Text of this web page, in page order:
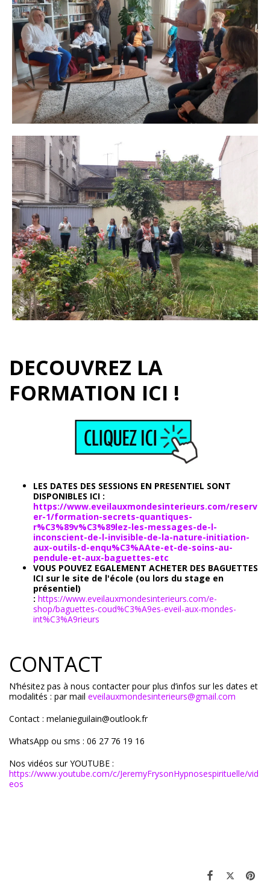
DECOUVREZ LA
FORMATION ICI !
LES DATES DES SESSIONS EN PRESENTIEL SONT
DISPONIBLES ICI :
https://www.eveilauxmondesinterieurs.com/reserv
er-1/formation-secrets-quantiques-
r%C3%89v%C3%89lez-les-messages-de-l-
inconscient-de-l-invisible-de-la-nature-initiation-
aux-outils-d-enqu%C3%AAte-et-de-soins-au-
pendule-et-aux-baguettes-etc
VOUS POUVEZ EGALEMENT ACHETER DES BAGUETTES
ICI sur le site de l'école (ou lors du stage en
présentiel)
: https://www.eveilauxmondesinterieurs.com/e-
shop/baguettes-coud%C3%A9es-eveil-aux-mondes-
int%C3%A9rieurs
CONTACT
N’hésitez pas à nous contacter pour plus d’infos sur les dates et
modalités : par mail eveilauxmondesinterieurs@gmail.com
Contact : melanieguilain@outlook.fr
WhatsApp ou sms : 06 27 76 19 16
Nos vidéos sur YOUTUBE :
https://www.youtube.com/c/JeremyFrysonHypnosespirituelle/vid
eos